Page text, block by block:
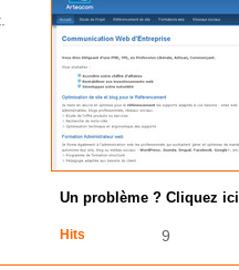
Un problème ? Cliquez ici
Hits 9